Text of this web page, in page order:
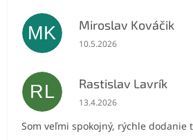
MK Miroslav Kováčik
Hodnotenie obchodu je
10.5.2026
RL Rastislav Lavrík
Hodnotenie obchodu je
13.4.2026
Som veľmi spokojný, rýchle dodanie